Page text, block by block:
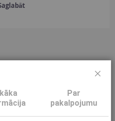
materiāliem
Par
pakalpojumu